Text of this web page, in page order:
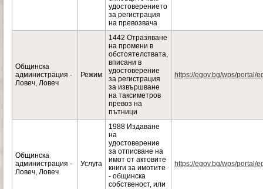
удостоверението
за регистрация
на превозвача
Общинска
администрация -
Ловеч, Ловеч
Режим
1442 Отразяване
на промени в
обстоятелствата,
вписани в
удостоверение
за регистрация
за извършване
на таксиметров
превоз на
пътници
https://egov.bg/wps/portal/
Общинска
администрация -
Ловеч, Ловеч
Услуга
1988 Издаване
на
удостоверение
за отписване на
имот от актовите
книги за имотите
- общинска
собственост, или
https://egov.bg/wps/portal/